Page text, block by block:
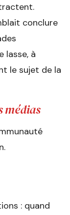
conclure
lasse, à
le sujet de la
médias
: quand